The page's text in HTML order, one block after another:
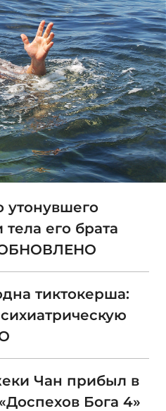
утонувшего
его брата
ОБНОВЛЕНО
тиктокерша:
Чан прибыл в
Бога 4»